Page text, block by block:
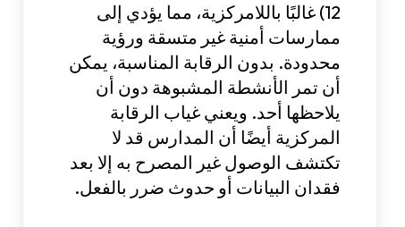
12) غالبًا باللامركزية، مما يؤدي إلى
ممارسات أمنية غير متسقة ورؤية
محدودة. بدون الرقابة المناسبة، يمكن
أن تمر الأنشطة المشبوهة دون أن
يلاحظها أحد. ويعني غياب الرقابة
المركزية أيضًا أن المدارس قد لا
تكتشف الوصول غير المصرح به إلا بعد
فقدان البيانات أو حدوث ضرر بالفعل.